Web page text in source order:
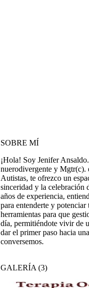
SOBRE MÍ
¡Hola! Soy Jenifer
nuerodivergente y Mgtr(c).
Autistas, te ofrezco un
sinceridad y la celebración
años de experiencia,
para entenderte y
herramientas para que
día, permitiéndote vivir de
dar el primer paso hacia
conversemos.
GALERÍA (3)